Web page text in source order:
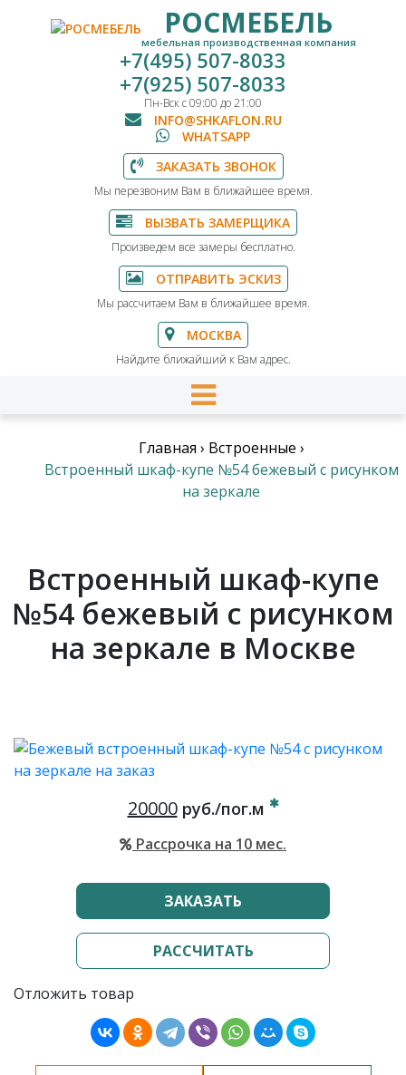
РОСМЕБЕЛЬ
мебельная производственная компания
+7(495) 507-8033
+7(925) 507-8033
Пн-Вск с 09:00 до 21:00
INFO@SHKAFLON.RU
WHATSAPP
ЗАКАЗАТЬ ЗВОНОК
Мы перезвоним Вам в ближайшее время.
ВЫЗВАТЬ ЗАМЕРЩИКА
Произведем все замеры бесплатно.
ОТПРАВИТЬ ЭСКИЗ
Мы рассчитаем Вам в ближайшее время.
МОСКВА
Найдите ближайший к Вам адрес.
Главная › Встроенные ›
Встроенный шкаф-купе №54 бежевый с рисунком
на зеркале
Встроенный шкаф-купе
№54 бежевый с рисунком
на зеркале в Москве
20000руб./пог.м
Рассрочка на 10 мес.
ЗАКАЗАТЬ
РАССЧИТАТЬ
Отложить товар